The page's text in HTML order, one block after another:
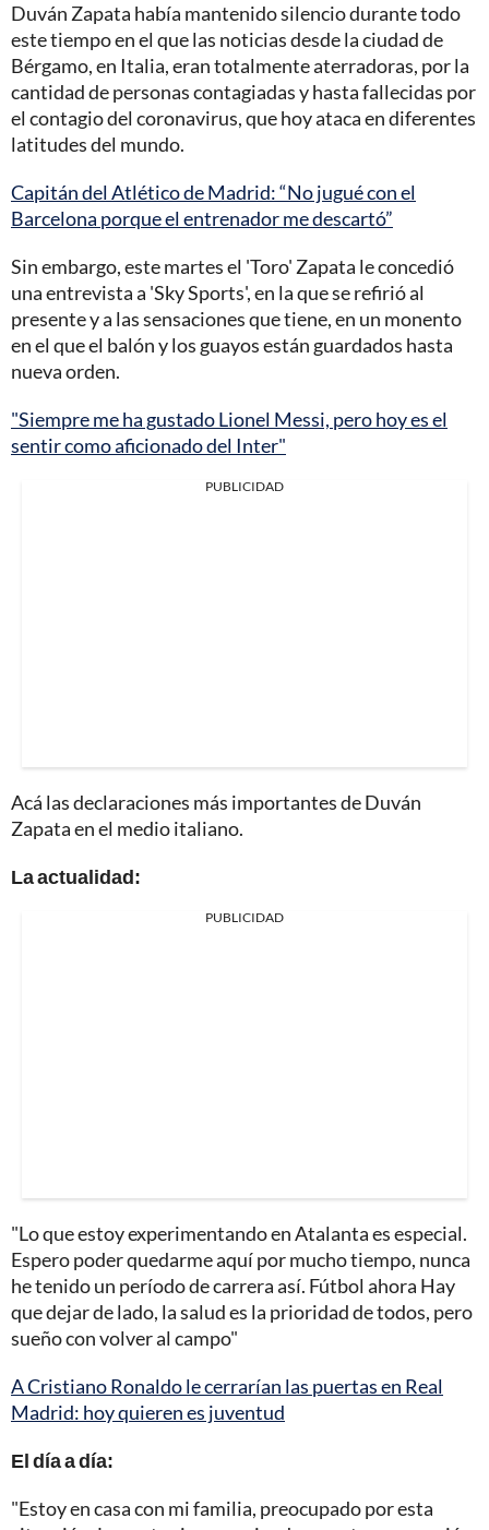
Duván Zapata había mantenido silencio durante todo
este tiempo en el que las noticias desde la ciudad de
Bérgamo, en Italia, eran totalmente aterradoras, por la
cantidad de personas contagiadas y hasta fallecidas por
el contagio del coronavirus, que hoy ataca en diferentes
latitudes del mundo.
Capitán del Atlético de Madrid: “No jugué con el
Barcelona porque el entrenador me descartó”
Sin embargo, este martes el 'Toro' Zapata le concedió
una entrevista a 'Sky Sports', en la que se refirió al
presente y a las sensaciones que tiene, en un monento
en el que el balón y los guayos están guardados hasta
nueva orden.
"Siempre me ha gustado Lionel Messi, pero hoy es el
sentir como aficionado del Inter"
PUBLICIDAD
Acá las declaraciones más importantes de Duván
Zapata en el medio italiano.
La actualidad:
PUBLICIDAD
"Lo que estoy experimentando en Atalanta es especial.
Espero poder quedarme aquí por mucho tiempo, nunca
he tenido un período de carrera así. Fútbol ahora Hay
que dejar de lado, la salud es la prioridad de todos, pero
sueño con volver al campo"
A Cristiano Ronaldo le cerrarían las puertas en Real
Madrid: hoy quieren es juventud
El día a día:
"Estoy en casa con mi familia, preocupado por esta